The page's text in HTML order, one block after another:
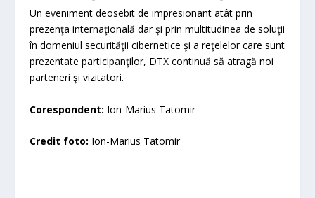
Un eveniment deosebit de impresionant atât prin
prezenţa internaţională dar şi prin multitudinea de soluţii
în domeniul securităţii cibernetice şi a reţelelor care sunt
prezentate participanţilor, DTX continuă să atragă noi
parteneri şi vizitatori.
Corespondent: Ion-Marius Tatomir
Credit foto: Ion-Marius Tatomir